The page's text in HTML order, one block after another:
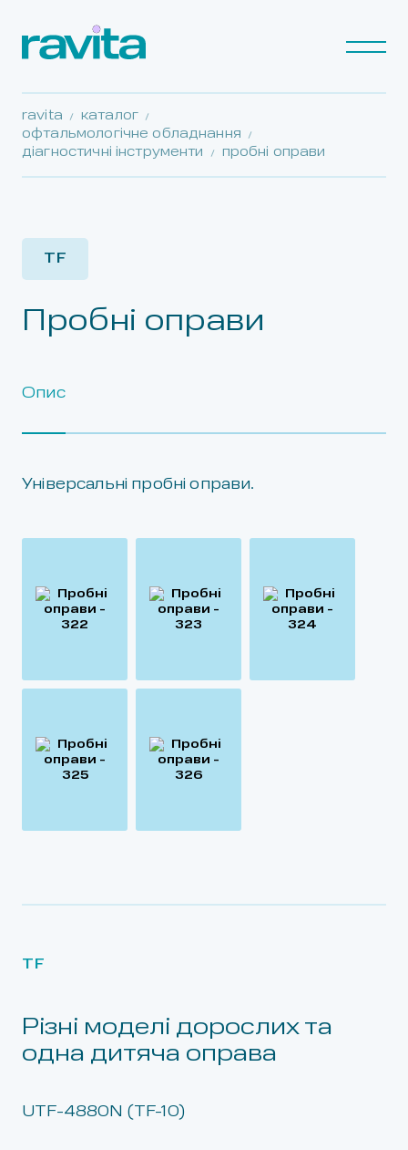
ravita
каталог
офтальмологічне обладнання
діагностичні інструменти
пробні оправи
TF
Пробні оправи
Опис
Універсальні пробні оправи.
TF
Різні моделі дорослих та
одна дитяча оправа
UTF-4880N (TF-10)